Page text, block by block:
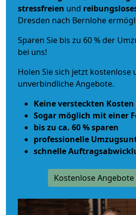
stressfreien und
Dresden nach Bernlohe
Sparen Sie bis zu 60 % der
bei uns!
Holen Sie sich jetzt kostenlose
unverbindliche Angebote.
Keine versteckten Kosten
Sogar möglich mit einer
bis zu ca. 60 % sparen
professionelle
schnelle
Kostenlose